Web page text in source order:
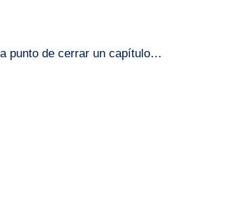
a punto de cerrar un capítulo…